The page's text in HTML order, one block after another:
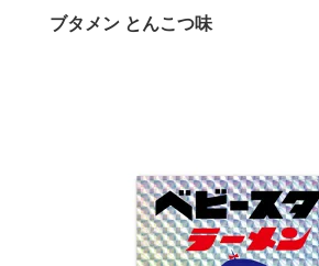
ブタメン とんこつ味